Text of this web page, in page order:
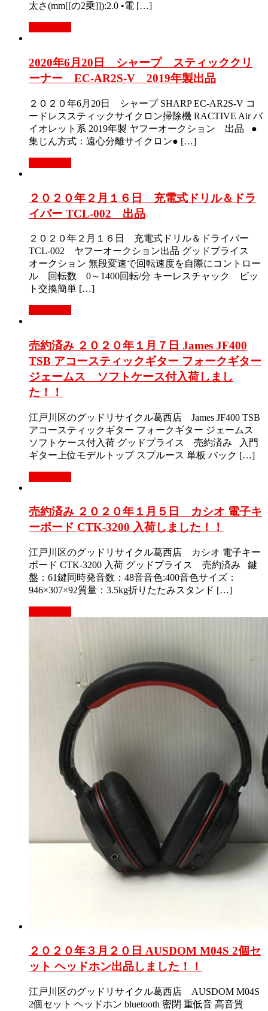
太さ(mm[[の2乗]]):2.0 •電 […]
2020年6月20日 シャープ スティッククリ
ーナー EC-AR2S-V 2019年製出品
２０２０年6月20日 シャープ SHARP EC-AR2S-V コ
ードレススティックサイクロン掃除機 RACTIVE Air バ
イオレット系 2019年製 ヤフーオークション 出品 ●
集じん方式：遠心分離サイクロン● […]
２０２０年２月１６日 充電式ドリル＆ドラ
イバー TCL-002 出品
２０２０年２月１６日 充電式ドリル＆ドライバー
TCL-002 ヤフーオークション出品 グッドプライス
オークション 無段変速で回転速度を自際にコントロー
ル 回転数 0～1400回転/分 キーレスチャック ビッ
ト交換簡単 […]
売約済み ２０２０年１月７日 James JF400
TSB アコースティックギター フォークギター
ジェームス ソフトケース付入荷しまし
た！！
江戸川区のグッドリサイクル葛西店 James JF400 TSB
アコースティックギター フォークギター ジェームス
ソフトケース付入荷 グッドプライス 売約済み 入門
ギター上位モデルトップ スプルース 単板 バック […]
売約済み ２０２０年１月５日 カシオ 電子キ
ーボード CTK-3200 入荷しました！！
江戸川区のグッドリサイクル葛西店 カシオ 電子キー
ボード CTK-3200 入荷 グッドプライス 売約済み 鍵
盤：61鍵同時発音数：48音音色:400音色サイズ：
946×307×92質量：3.5kg折りたたみスタンド […]
２０２０年３月２０日 AUSDOM M04S 2個セ
ット ヘッドホン出品しました！！
江戸川区のグッドリサイクル葛西店 AUSDOM M04S
2個セット ヘッドホン bluetooth 密閉 重低音 高音質